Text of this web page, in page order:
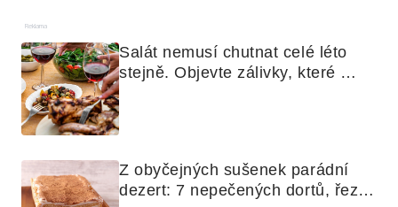
Reklama
Salát nemusí chutnat celé léto
stejně. Objevte zálivky, které
Z obyčejných sušenek parádní
dezert: 7 nepečených dortů, řezů